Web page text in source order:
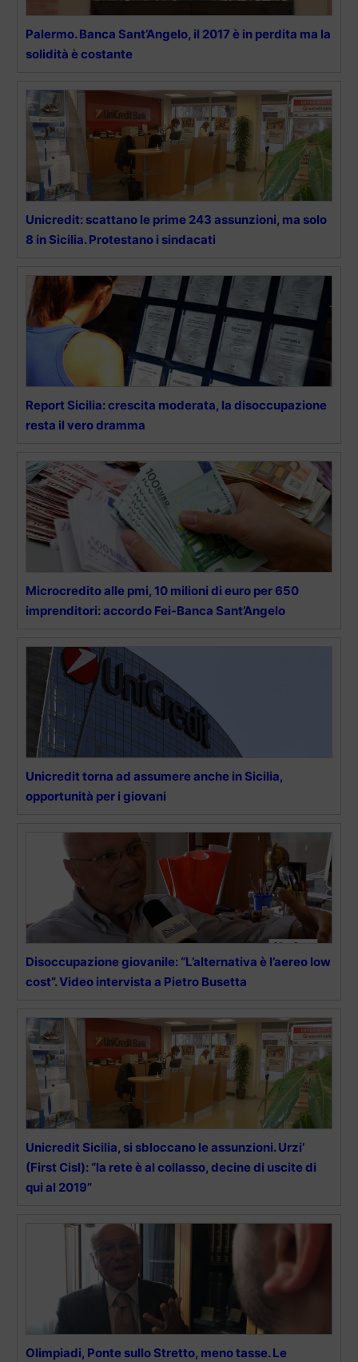
Palermo. Banca Sant’Angelo, il 2017 è in perdita ma la
solidità è costante
Unicredit: scattano le prime 243 assunzioni, ma solo
8 in Sicilia. Protestano i sindacati
Report Sicilia: crescita moderata, la disoccupazione
resta il vero dramma
Microcredito alle pmi, 10 milioni di euro per 650
imprenditori: accordo Fei-Banca Sant’Angelo
Unicredit torna ad assumere anche in Sicilia,
opportunità per i giovani
Disoccupazione giovanile: “L’alternativa è l’aereo low
cost”. Video intervista a Pietro Busetta
Unicredit Sicilia, si sbloccano le assunzioni. Urzi’
(First Cisl): “la rete è al collasso, decine di uscite di
qui al 2019”
Olimpiadi, Ponte sullo Stretto, meno tasse. Le